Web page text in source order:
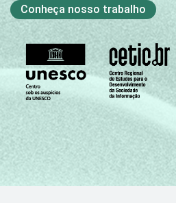
Conheça nosso trabalho